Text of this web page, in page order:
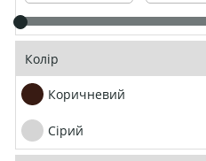
Колір
Коричневий
Сірий